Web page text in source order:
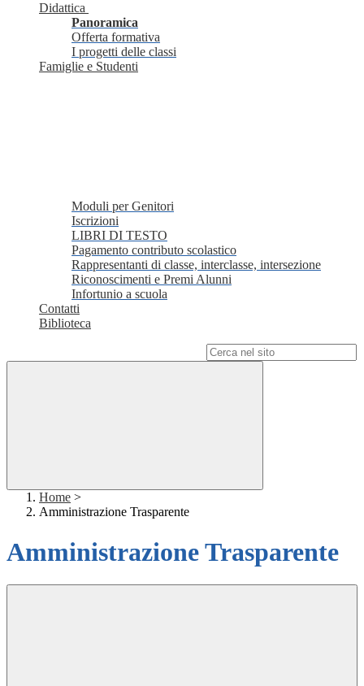
Didattica
Panoramica
Offerta formativa
I progetti delle classi
Famiglie e Studenti
Moduli per Genitori
Iscrizioni
LIBRI DI TESTO
Pagamento contributo scolastico
Rappresentanti di classe, interclasse, intersezione
Riconoscimenti e Premi Alunni
Infortunio a scuola
Contatti
Biblioteca
Home >
Amministrazione Trasparente
Amministrazione Trasparente